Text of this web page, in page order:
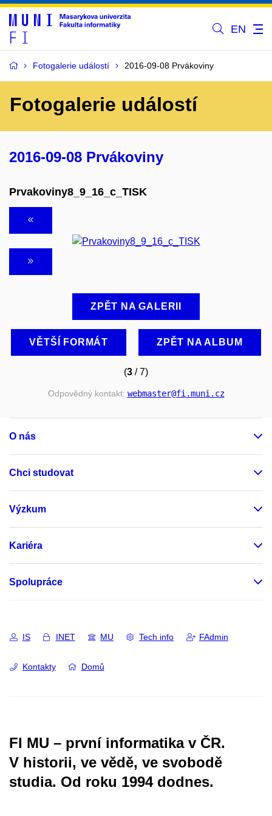
EN
Fotogalerie událostí 2016-09-08 Prvákoviny
Fotogalerie událostí
2016-09-08 Prvákoviny
Prvakoviny8_9_16_c_TISK
ZPĚT NA GALERII
VĚTŠÍ FORMÁT ZPĚT NA ALBUM
(3 / 7)
Odpovědný kontakt: webmaster@fi.muni.cz
O nás
Chci studovat
Výzkum
Kariéra
Spolupráce
IS INET MU Tech info FAdmin
Kontakty Domů
FI MU – první informatika v ČR.
V historii, ve vědě, ve svobodě
studia. Od roku 1994 dodnes.